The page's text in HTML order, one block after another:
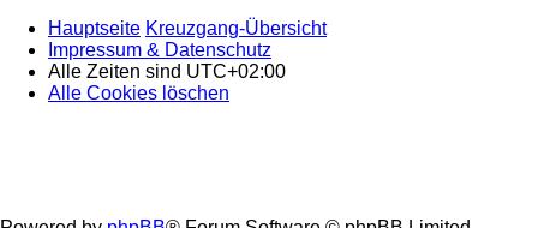
Hauptseite Kreuzgang-Übersicht
Impressum & Datenschutz
Alle Zeiten sind UTC+02:00
Alle Cookies löschen